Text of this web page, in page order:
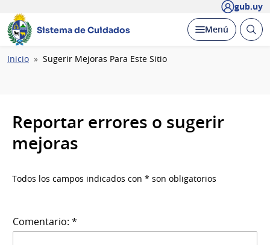
gub.uy
Sistema de Cuidados Desplegar
Menú Abrir
Ruta
Inicio Sugerir Mejoras Para Este Sitio
Reportar errores o sugerir
mejoras
Todos los campos indicados con * son obligatorios
Comentario: *